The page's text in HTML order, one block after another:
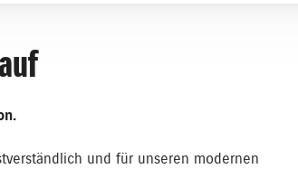
und für unseren modernen